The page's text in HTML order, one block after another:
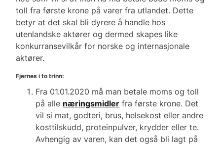
toll fra første krone på varer fra utlandet. Dette
betyr at det skal bli dyrere å handle hos
utenlandske aktører og dermed skapes like
konkurransevilkår for norske og internasjonale
aktører.
Fjernes i to trinn:
Fra 01.01.2020 må man betale moms og toll
på alle næringsmidler fra første krone. Det
vil si mat, godteri, brus, helsekost eller andre
kosttilskudd, proteinpulver, krydder eller te.
Avhengig av varen, kan det også bli lagt på